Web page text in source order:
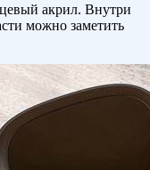
акрил. Внутри
можно заметить